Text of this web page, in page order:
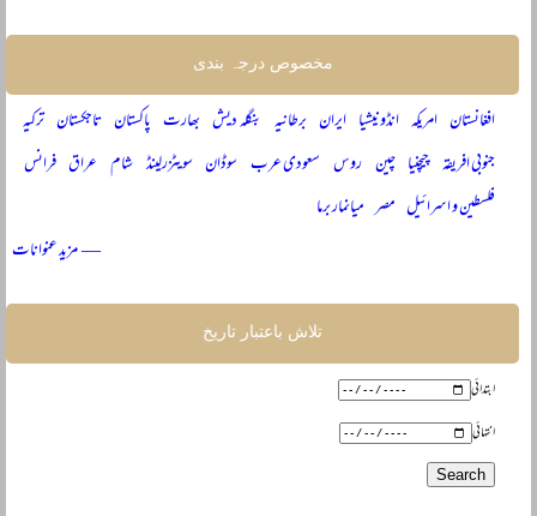
مخصوص درجہ بندی
افغانستان امریکہ انڈونیشیا ایران برطانیہ بنگلہ دیش بھارت پاکستان تاجکستان ترکیہ
جنوبی افریقہ چیچنیا چین روس سعودی عرب سوڈان سویٹزرلینڈ شام عراق فرانس
فلسطین و اسرائیل مصر میانمار برما
— مزید عنوانات
تلاش باعتبار تاریخ
ابتدائی
انتہائی